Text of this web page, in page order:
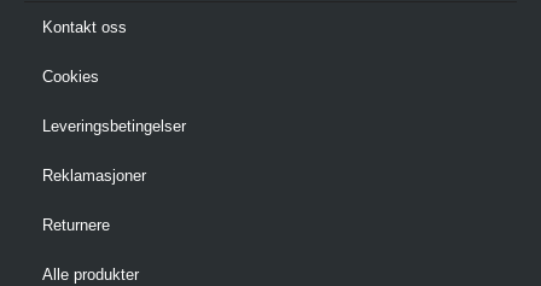
Kontakt oss
Cookies
Leveringsbetingelser
Reklamasjoner
Returnere
Alle produkter